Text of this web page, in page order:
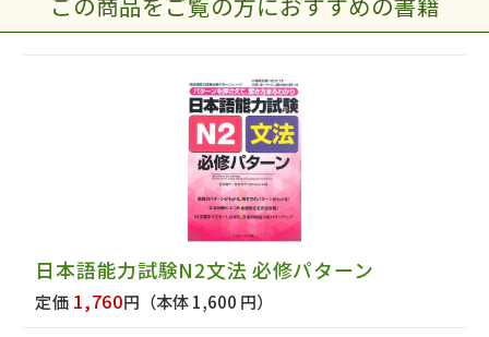
日本語能力試験N2文法 必修パターン
定価 1,760円 （本体 1,600 円）